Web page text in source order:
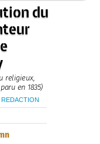
du
religieux,
en 1835)
REDACTION